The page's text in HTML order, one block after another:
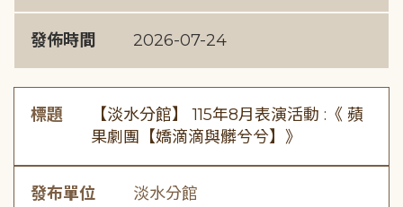
發佈時間 2026-07-24
標題
【淡水分館】 115年8月表演活動 :《 蘋
果劇團【嬌滴滴與髒兮兮】》
發布單位 淡水分館